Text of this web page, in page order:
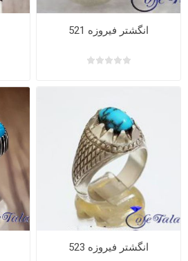
انگشتر فیروزه 521
انگشتر فیروزه 523